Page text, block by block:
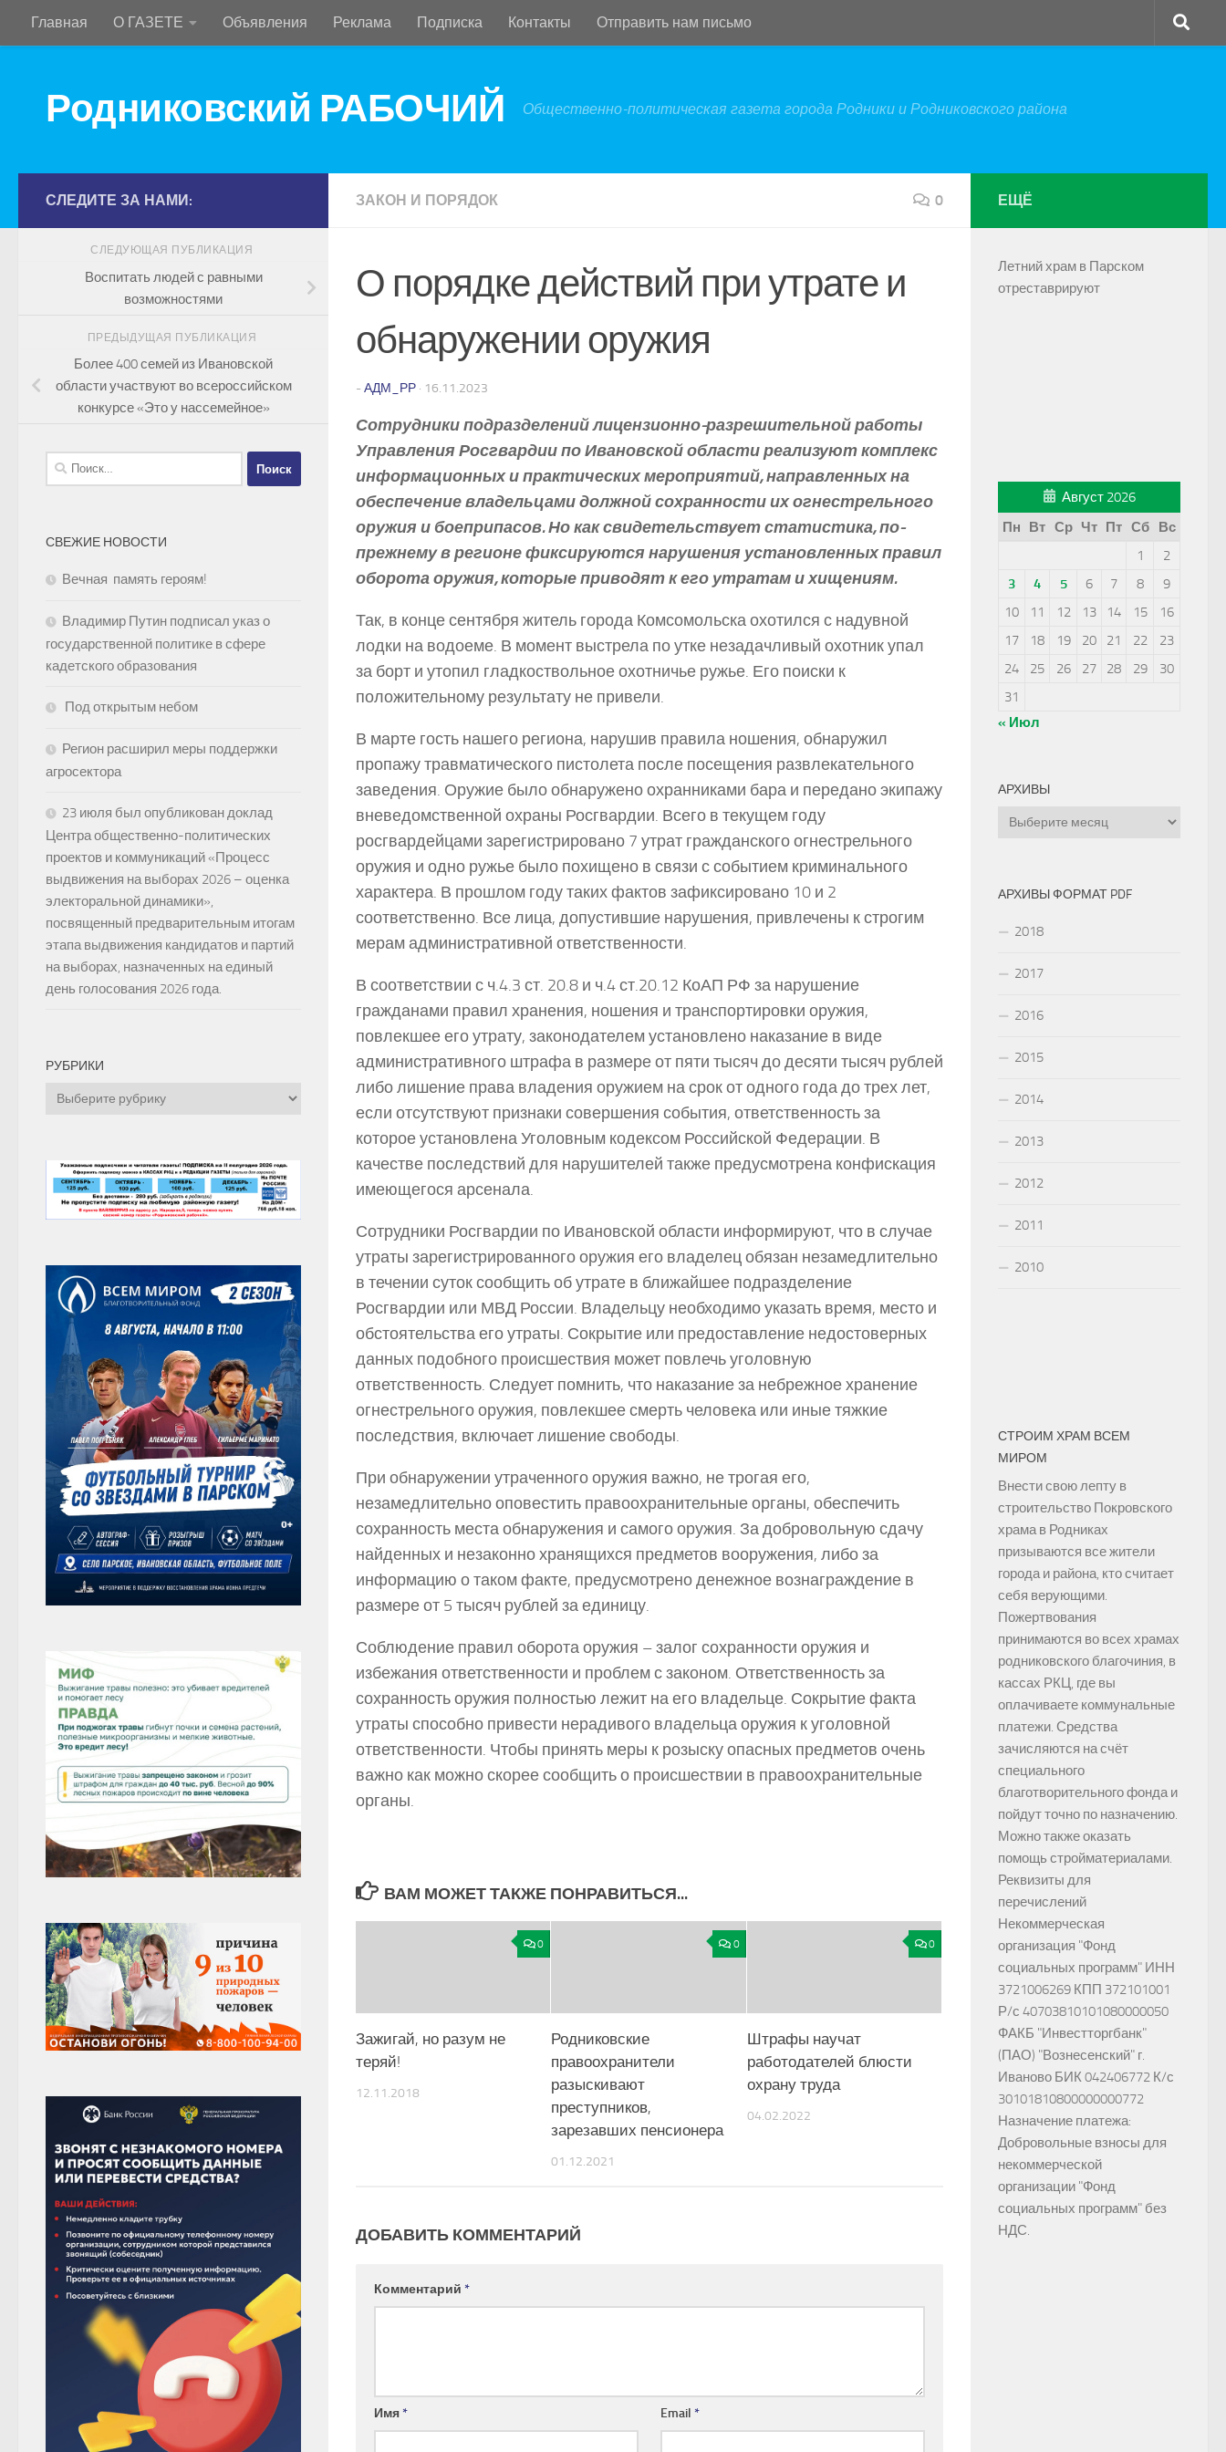
Перейти к содержимому
Главная О ГАЗЕТЕ Объявления Реклама Подписка Контакты Отправить нам письмо
Родниковский РАБОЧИЙ Общественно-политическая газета города Родники и Родниковского района
ЗАКОН И ПОРЯДОК 0
О порядке действий при утрате и
обнаружении оружия
- АДМ_РР · 16.11.2023
Сотрудники подразделений лицензионно-разрешительной работы
Управления Росгвардии по Ивановской области реализуют комплекс
информационных и практических мероприятий, направленных на
обеспечение владельцами должной сохранности их огнестрельного
оружия и боеприпасов. Но как свидетельствует статистика, по-
прежнему в регионе фиксируются нарушения установленных правил
оборота оружия, которые приводят к его утратам и хищениям.
Так, в конце сентября житель города Комсомольска охотился с надувной
лодки на водоеме. В момент выстрела по утке незадачливый охотник упал
за борт и утопил гладкоствольное охотничье ружье. Его поиски к
положительному результату не привели.
В марте гость нашего региона, нарушив правила ношения, обнаружил
пропажу травматического пистолета после посещения развлекательного
заведения. Оружие было обнаружено охранниками бара и передано экипажу
вневедомственной охраны Росгвардии. Всего в текущем году
росгвардейцами зарегистрировано 7 утрат гражданского огнестрельного
оружия и одно ружье было похищено в связи с событием криминального
характера. В прошлом году таких фактов зафиксировано 10 и 2
соответственно. Все лица, допустившие нарушения, привлечены к строгим
мерам административной ответственности.
В соответствии с ч.4.3 ст. 20.8 и ч.4 ст.20.12 КоАП РФ за нарушение
гражданами правил хранения, ношения и транспортировки оружия,
повлекшее его утрату, законодателем установлено наказание в виде
административного штрафа в размере от пяти тысяч до десяти тысяч рублей
либо лишение права владения оружием на срок от одного года до трех лет,
если отсутствуют признаки совершения события, ответственность за
которое установлена Уголовным кодексом Российской Федерации. В
качестве последствий для нарушителей также предусмотрена конфискация
имеющегося арсенала.
Сотрудники Росгвардии по Ивановской области информируют, что в случае
утраты зарегистрированного оружия его владелец обязан незамедлительно
в течении суток сообщить об утрате в ближайшее подразделение
Росгвардии или МВД России. Владельцу необходимо указать время, место и
обстоятельства его утраты. Сокрытие или предоставление недостоверных
данных подобного происшествия может повлечь уголовную
ответственность. Следует помнить, что наказание за небрежное хранение
огнестрельного оружия, повлекшее смерть человека или иные тяжкие
последствия, включает лишение свободы.
При обнаружении утраченного оружия важно, не трогая его,
незамедлительно оповестить правоохранительные органы, обеспечить
сохранность места обнаружения и самого оружия. За добровольную сдачу
найденных и незаконно хранящихся предметов вооружения, либо за
информацию о таком факте, предусмотрено денежное вознаграждение в
размере от 5 тысяч рублей за единицу.
Соблюдение правил оборота оружия – залог сохранности оружия и
избежания ответственности и проблем с законом. Ответственность за
сохранность оружия полностью лежит на его владельце. Сокрытие факта
утраты способно привести нерадивого владельца оружия к уголовной
ответственности. Чтобы принять меры к розыску опасных предметов очень
важно как можно скорее сообщить о происшествии в правоохранительные
органы.
ВАМ МОЖЕТ ТАКЖЕ ПОНРАВИТЬСЯ...
0
Зажигай, но разум не
теряй!
12.11.2018
0
Родниковские
правоохранители
разыскивают
преступников,
зарезавших пенсионера
01.12.2021
0
Штрафы научат
работодателей блюсти
охрану труда
04.02.2022
ДОБАВИТЬ КОММЕНТАРИЙ
Комментарий *
Имя* Email*
СЛЕДИТЕ ЗА НАМИ:
СЛЕДУЮЩАЯ ПУБЛИКАЦИЯ
Воспитать людей с равными
возможностями
ПРЕДЫДУЩАЯ ПУБЛИКАЦИЯ
Более 400 семей из Ивановской
области участвуют во всероссийском
конкурсе «Это у нассемейное»
Найти:
СВЕЖИЕ НОВОСТИ
Вечная память героям!
Владимир Путин подписал указ о
государственной политике в сфере
кадетского образования
Под открытым небом
Регион расширил меры поддержки
агросектора
23 июля был опубликован доклад
Центра общественно-политических
проектов и коммуникаций «Процесс
выдвижения на выборах 2026 – оценка
электоральной динамики»,
посвященный предварительным итогам
этапа выдвижения кандидатов и партий
на выборах, назначенных на единый
день голосования 2026 года.
РУБРИКИ
Рубрики
ЕЩЁ
Летний храм в Парском
отреставрируют
Август 2026
Пн
Вт Ср Чт Пт Сб
Вс
1
2
3
4 5 6 7 8
9
10
11 12 13 14 15
16
17
18 19 20 21 22
23
24
25 26 27 28 29
30
31
« Июл
АРХИВЫ
Архивы
АРХИВЫ ФОРМАТ PDF
2018
2017
2016
2015
2014
2013
2012
2011
2010
СТРОИМ ХРАМ ВСЕМ
МИРОМ
Внести свою лепту в
строительство Покровского
храма в Родниках
призываются все жители
города и района, кто считает
себя верующими.
Пожертвования
принимаются во всех храмах
родниковского благочиния, в
кассах РКЦ, где вы
оплачиваете коммунальные
платежи. Средства
зачисляются на счёт
специального
благотворительного фонда и
пойдут точно по назначению.
Можно также оказать
помощь стройматериалами.
Реквизиты для
перечислений
Некоммерческая
организация "Фонд
социальных программ" ИНН
3721006269 КПП 372101001
Р/с 40703810101080000050
ФАКБ "Инвестторгбанк"
(ПАО) "Вознесенский" г.
Иваново БИК 042406772 К/с
30101810800000000772
Назначение платежа:
Добровольные взносы для
некоммерческой
организации "Фонд
социальных программ" без
НДС.